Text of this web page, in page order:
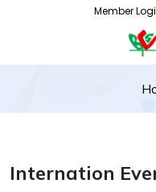
Member
Internation